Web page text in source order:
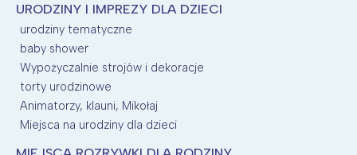
URODZINY I IMPREZY DLA DZIECI
urodziny tematyczne
baby shower
Wypożyczalnie strojów i dekoracje
torty urodzinowe
Animatorzy, klauni, Mikołaj
Miejsca na urodziny dla dzieci